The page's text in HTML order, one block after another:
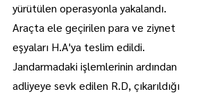
yürütülen operasyonla yakalandı.
Araçta ele geçirilen para ve ziynet
eşyaları H.A'ya teslim edildi.
Jandarmadaki işlemlerinin ardından
adliyeye sevk edilen R.D, çıkarıldığı